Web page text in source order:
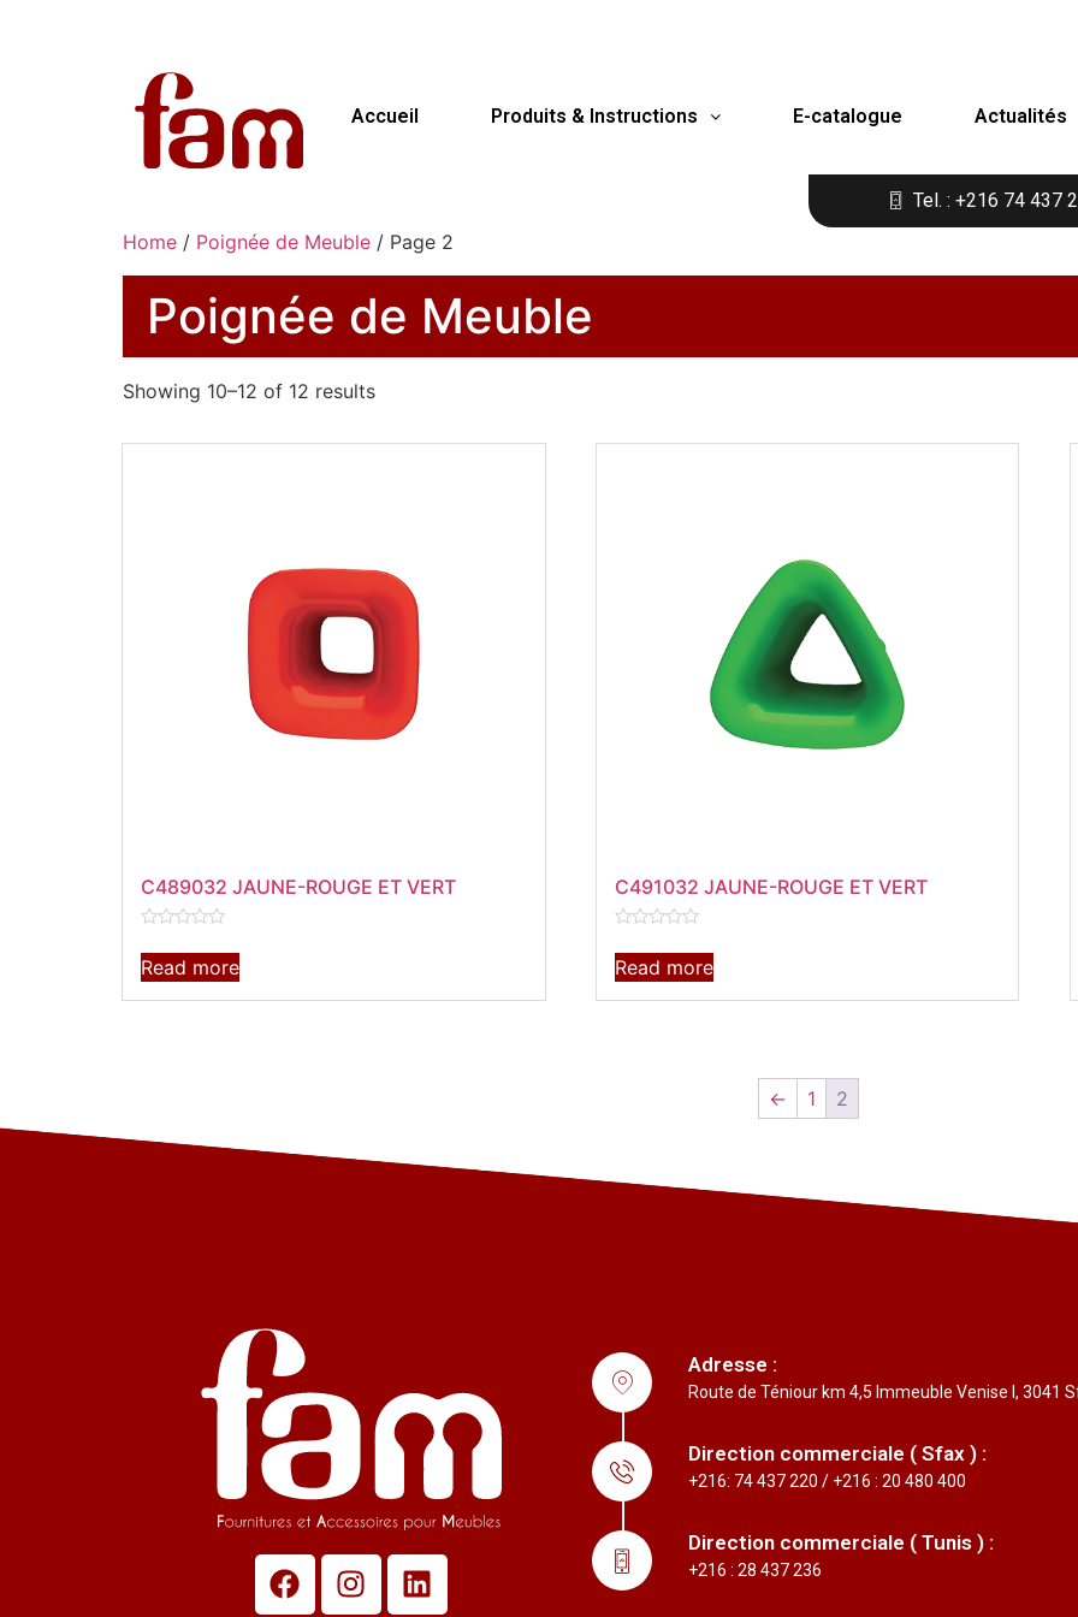
Accueil Produits & Instructions E-catalogue Actualités
Tel. : +216 74 437
Home / Poignée de Meuble / Page 2
Poignée de Meuble
Showing 10–12 of 12 results
C489032 JAUNE-ROUGE ET VERT
0
out
of
5
Read more
C491032 JAUNE-ROUGE ET VERT
0
out
of
5
Read more
← 1 2
Adresse :
Route de Téniour km 4,5 Immeuble Venise I, 3041
Direction commerciale ( Sfax ) :
+216: 74 437 220 / +216 : 20 480 400
Direction commerciale ( Tunis ) :
+216 : 28 437 236